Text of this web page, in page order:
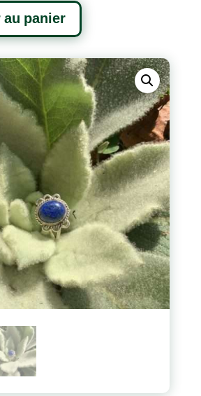
panier
A
t
e
r
n
a
t
i
v
e